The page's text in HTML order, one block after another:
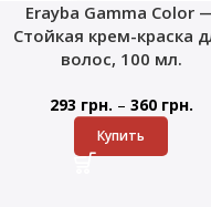
Erayba Gamma Color
Стойкая крем-краска
волос, 100 мл.
293 грн. – 360 грн.
Купить